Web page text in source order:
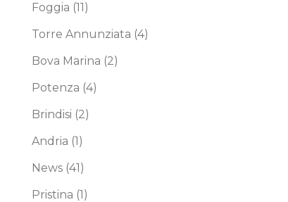
Foggia (11)
Torre Annunziata (4)
Bova Marina (2)
Potenza (4)
Brindisi (2)
Andria (1)
News (41)
Pristina (1)